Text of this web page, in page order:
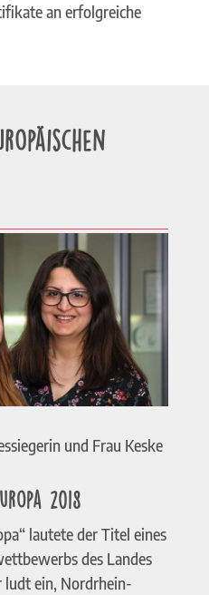
an erfolgreiche
und Frau Keske
2018
lautete der Titel eines
des Landes
ludt ein, Nordrhein-